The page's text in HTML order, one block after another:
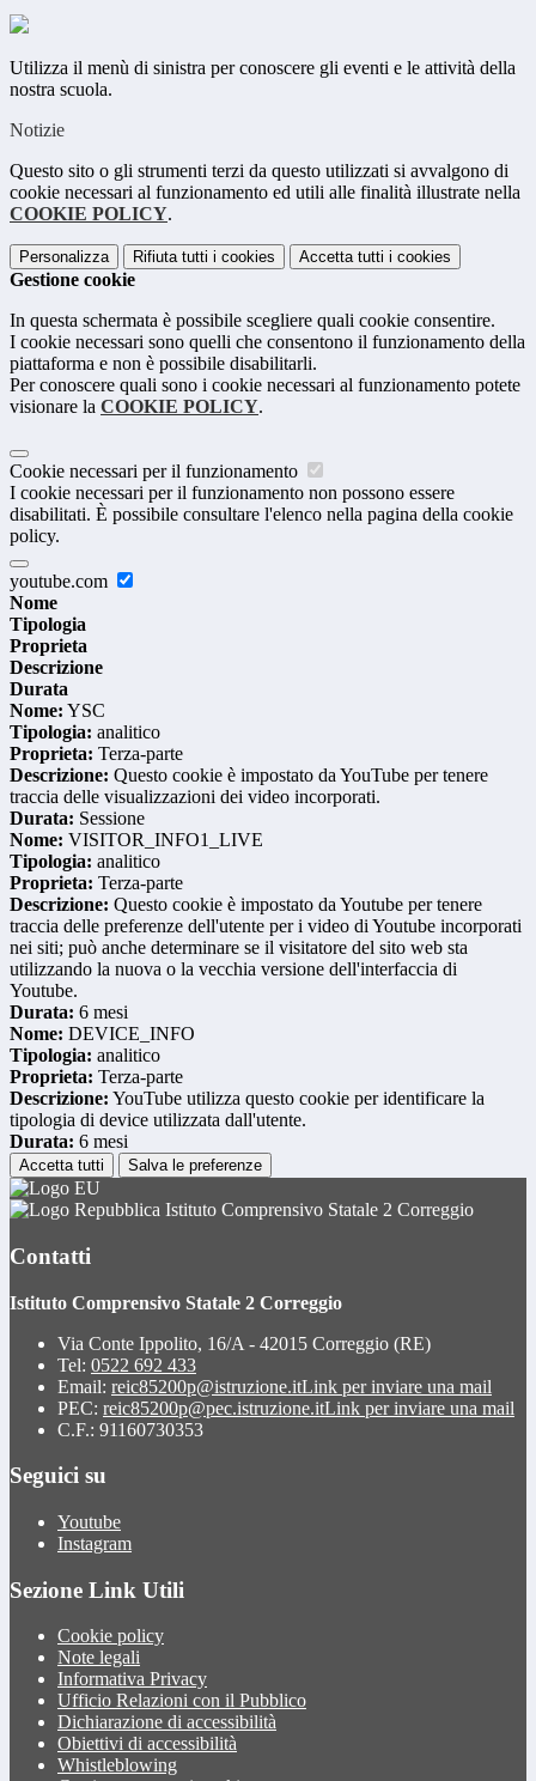
Utilizza il menù di sinistra per conoscere gli eventi e le attività della
nostra scuola.
Notizie
Questo sito o gli strumenti terzi da questo utilizzati si avvalgono di
cookie necessari al funzionamento ed utili alle finalità illustrate nella
COOKIE POLICY.
Personalizza Rifiuta tutti i cookies Accetta tutti i cookies
Gestione cookie
In questa schermata è possibile scegliere quali cookie consentire.
I cookie necessari sono quelli che consentono il funzionamento della
piattaforma e non è possibile disabilitarli.
Per conoscere quali sono i cookie necessari al funzionamento potete
visionare la COOKIE POLICY.
Cookie necessari per il funzionamento
I cookie necessari per il funzionamento non possono essere
disabilitati. È possibile consultare l'elenco nella pagina della cookie
policy.
youtube.com
Nome
Tipologia
Proprieta
Descrizione
Durata
Nome: YSC
Tipologia: analitico
Proprieta: Terza-parte
Descrizione: Questo cookie è impostato da YouTube per tenere
traccia delle visualizzazioni dei video incorporati.
Durata: Sessione
Nome: VISITOR_INFO1_LIVE
Tipologia: analitico
Proprieta: Terza-parte
Descrizione: Questo cookie è impostato da Youtube per tenere
traccia delle preferenze dell'utente per i video di Youtube incorporati
nei siti; può anche determinare se il visitatore del sito web sta
utilizzando la nuova o la vecchia versione dell'interfaccia di
Youtube.
Durata: 6 mesi
Nome: DEVICE_INFO
Tipologia: analitico
Proprieta: Terza-parte
Descrizione: YouTube utilizza questo cookie per identificare la
tipologia di device utilizzata dall'utente.
Durata: 6 mesi
Accetta tutti Salva le preferenze
Istituto Comprensivo Statale 2 Correggio
Contatti
Istituto Comprensivo Statale 2 Correggio
Via Conte Ippolito, 16/A - 42015 Correggio (RE)
Tel: 0522 692 433
Email: reic85200p@istruzione.itLink per inviare una mail
PEC: reic85200p@pec.istruzione.itLink per inviare una mail
C.F.: 91160730353
Seguici su
Youtube
Instagram
Sezione Link Utili
Cookie policy
Note legali
Informativa Privacy
Ufficio Relazioni con il Pubblico
Dichiarazione di accessibilità
Obiettivi di accessibilità
Whistleblowing